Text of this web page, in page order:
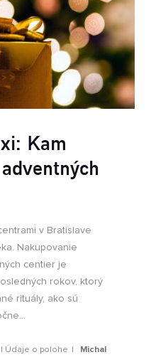
Kam
v Bratislave
Nakupovanie
centier je
rokov, ktorý
rituály, ako sú
Údaje o polohe
Michal